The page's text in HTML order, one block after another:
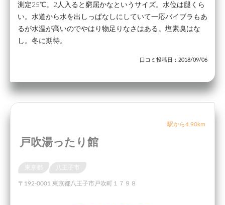
測定25℃。2人入ると窮屈かなというサイズ。水位は腿くら
い。水道から水を出しっぱなしにしていて一応バイブラもあ
るが水温が高いのでやはり物足りなさはある。塩素臭はな
し。冬に期待。
口コミ投稿日：2018/09/06
駅から4.90km
戸吹湯ったり館
東京都 八王子市
〒192-0001 東京都八王子市戸吹町１７９８